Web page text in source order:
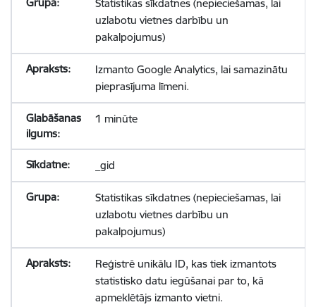
Statistikas sīkdatnes (nepieciešamas, lai
uzlabotu vietnes darbību un
pakalpojumus)
Izmanto Google Analytics, lai samazinātu
pieprasījuma līmeni.
1 minūte
_gid
Statistikas sīkdatnes (nepieciešamas, lai
uzlabotu vietnes darbību un
pakalpojumus)
Reģistrē unikālu ID, kas tiek izmantots
statistisko datu iegūšanai par to, kā
apmeklētājs izmanto vietni.